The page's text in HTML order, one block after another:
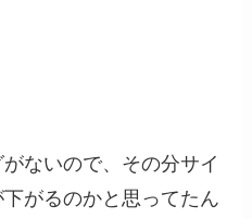
ないので、その分サイ
がるのかと思ってたん